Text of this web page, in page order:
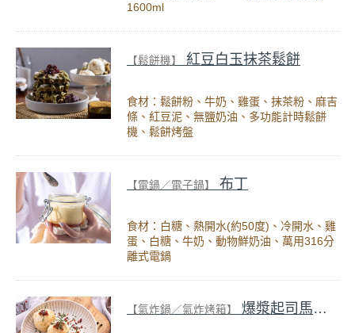
1600ml
【鬆餅機】 紅豆白玉抹茶鬆餅
食材：鬆餅粉、牛奶、雞蛋、抹茶粉、麻吉
條、紅豆泥、無鹽奶油、多功能計時鬆餅
機、鬆餅烤盤
【電鍋／電子鍋】 布丁
食材：白糖、熱開水(約50度)、冷開水、雞
蛋、白糖、牛奶、動物鮮奶油、萬用316分
離式電鍋
【氣炸鍋／氣炸烤箱】 爆漿起司馬鈴薯球